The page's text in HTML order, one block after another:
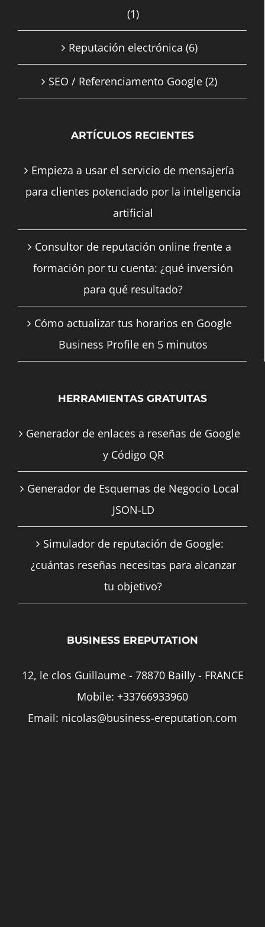
(1)
Reputación electrónica (6)
SEO / Referenciamento Google (2)
ARTÍCULOS RECIENTES
Empieza a usar el servicio de mensajería
para clientes potenciado por la inteligencia
artificial
Consultor de reputación online frente a
formación por tu cuenta: ¿qué inversión
para qué resultado?
Cómo actualizar tus horarios en Google
Business Profile en 5 minutos
HERRAMIENTAS GRATUITAS
Generador de enlaces a reseñas de Google
y Código QR
Generador de Esquemas de Negocio Local
JSON-LD
Simulador de reputación de Google:
¿cuántas reseñas necesitas para alcanzar
tu objetivo?
BUSINESS EREPUTATION
12, le clos Guillaume - 78870 Bailly - FRANCE
Mobile: +33766933960
Email: nicolas@business-ereputation.com